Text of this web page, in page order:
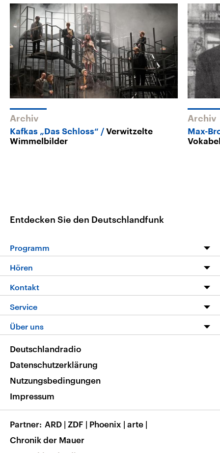
Archiv
Kafkas „Das Schloss“
Verwitzelte
Wimmelbilder
Archiv
Max-
Entdecken Sie den Deutschlandfunk
Programm
Programm
Die Nachrichten
Nachrichtenleicht
Neue Beiträge auf dlf.de
Hören
Livestream
Podcasts
Deutschlandfunk App
Nachrichten App
Frequenzen
Kontakt
Hörerservice
Service
FAQ
Veranstaltungen
Musikliste
RSS
Über uns
Barrierefreiheit
Deutschlandradio
Datenschutzerklärung
Nutzungsbedingungen
Impressum
Partner ARD | ZDF | Phoenix | arte |
Chronik der Mauer